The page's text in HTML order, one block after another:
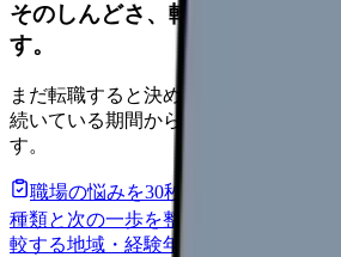
そのしんどさ、転職すべきサイ
す。
まだ転職すると決めていなくても大
続いている期間から、次に見るべき記
す。
職場の悩みを30秒で診断
辞めるべ
種類と次の一歩を整理します。
較する地域・経験年数・施設形態か